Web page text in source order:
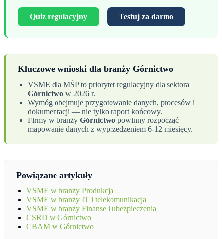
Quiz regulacyjny Testuj za darmo
Kluczowe wnioski dla branży Górnictwo
VSME dla MŚP to priorytet regulacyjny dla sektora
Górnictwo w 2026 r.
Wymóg obejmuje przygotowanie danych, procesów i
dokumentacji — nie tylko raport końcowy.
Firmy w branży Górnictwo powinny rozpocząć
mapowanie danych z wyprzedzeniem 6-12 miesięcy.
Powiązane artykuły
VSME w branży Produkcja
VSME w branży IT i telekomunikacja
VSME w branży Finanse i ubezpieczenia
CSRD w Górnictwo
CBAM w Górnictwo